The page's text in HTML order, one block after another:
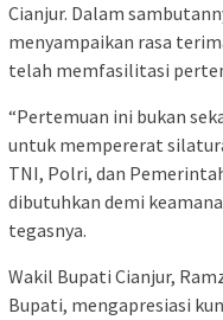
Cianjur. Dalam
menyampaikan rasa
telah memfasilitasi
“Pertemuan ini bukan
untuk mempererat
TNI, Polri, dan
dibutuhkan demi
tegasnya.
Wakil Bupati Cianjur,
Bupati, mengapresiasi